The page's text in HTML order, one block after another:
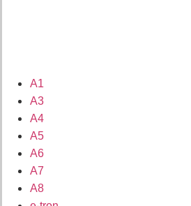
A1
A3
A4
A5
A6
A7
A8